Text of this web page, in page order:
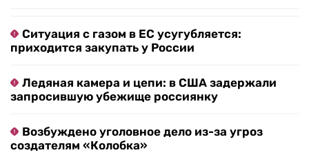
Ситуация с газом в ЕС усугубляется:
приходится закупать у России
Ледяная камера и цепи: в США задержали
запросившую убежище россиянку
Возбуждено уголовное дело из-за угроз
создателям «Колобка»